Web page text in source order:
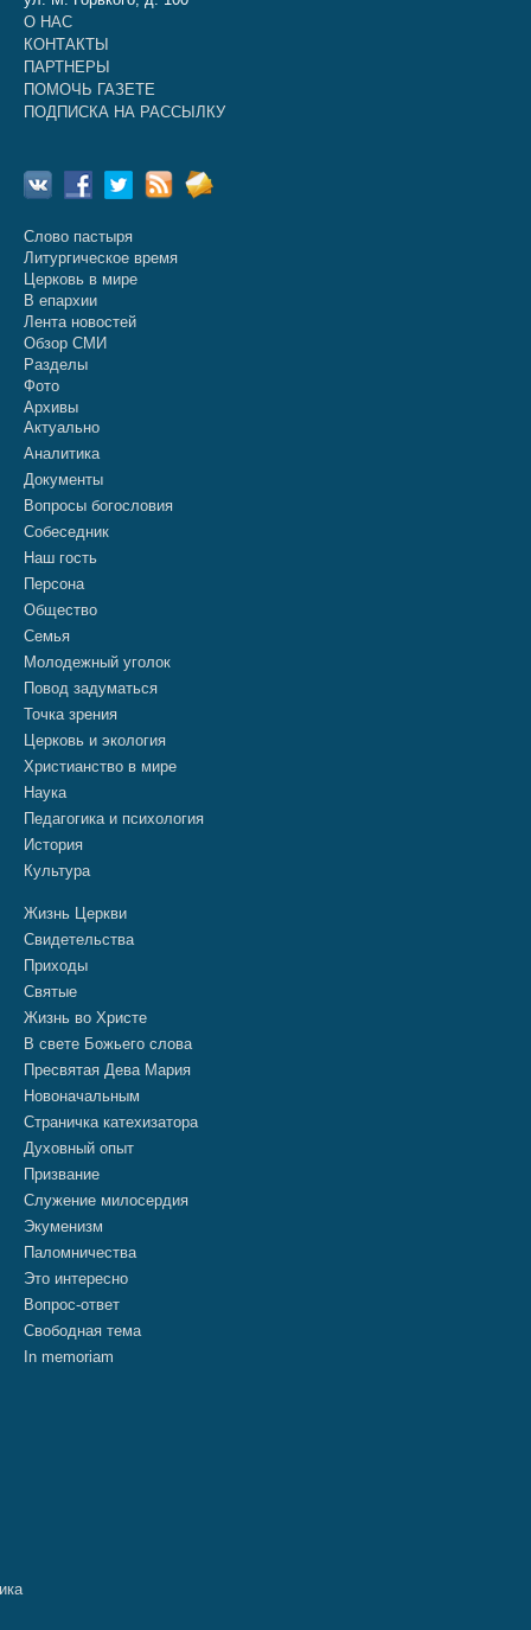
О НАС
КОНТАКТЫ
ПАРТНЕРЫ
ПОМОЧЬ ГАЗЕТЕ
ПОДПИСКА НА РАССЫЛКУ
Слово пастыря
Литургическое время
Церковь в мире
В епархии
Лента новостей
Обзор СМИ
Разделы
Фото
Архивы
Актуально
Аналитика
Документы
Вопросы богословия
Собеседник
Наш гость
Персона
Общество
Семья
Молодежный уголок
Повод задуматься
Точка зрения
Церковь и экология
Христианство в мире
Наука
Педагогика и психология
История
Культура
Жизнь Церкви
Свидетельства
Приходы
Святые
Жизнь во Христе
В свете Божьего слова
Пресвятая Дева Мария
Новоначальным
Страничка катехизатора
Духовный опыт
Призвание
Служение милосердия
Экуменизм
Паломничества
Это интересно
Вопрос-ответ
Свободная тема
In memoriam